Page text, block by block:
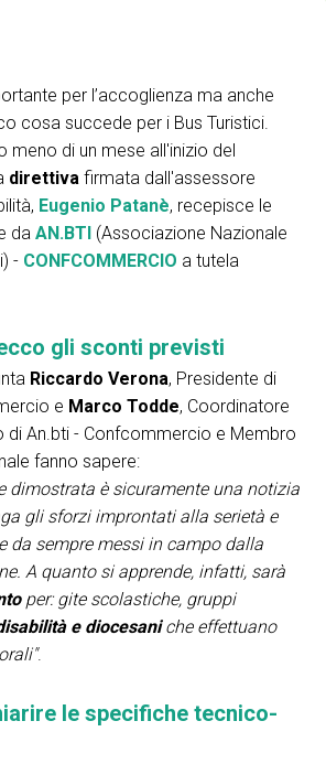
arrow_circle_right
VISITATORI
per l’accoglienza ma anche
cosa succede per i Bus Turistici.
meno di un mese all'inizio del
direttiva firmata dall'assessore
Eugenio Patanè, recepisce le
da AN.BTI (Associazione Nazionale
- CONFCOMMERCIO a tutela
gli sconti previsti
Riccardo Verona, Presidente di
e Marco Todde, Coordinatore
di An.bti - Confcommercio e Membro
fanno sapere:
dimostrata è sicuramente una notizia
gli sforzi improntati alla serietà e
da sempre messi in campo dalla
A quanto si apprende, infatti, sarà
per: gite scolastiche, gruppi
e diocesaniche effettuano
.
le specifiche tecnico-